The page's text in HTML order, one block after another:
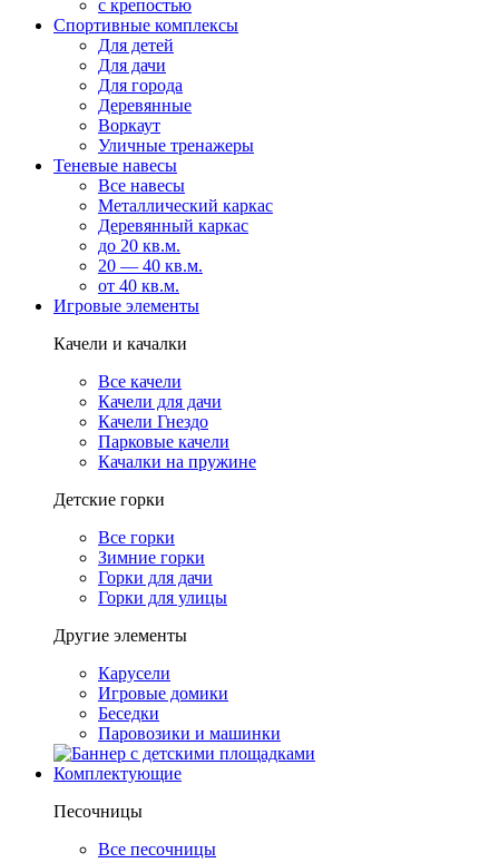
с крепостью
Спортивные комплексы
Для детей
Для дачи
Для города
Деревянные
Воркаут
Уличные тренажеры
Теневые навесы
Все навесы
Металлический каркас
Деревянный каркас
до 20 кв.м.
20 — 40 кв.м.
от 40 кв.м.
Игровые элементы
Качели и качалки
Все качели
Качели для дачи
Качели Гнездо
Парковые качели
Качалки на пружине
Детские горки
Все горки
Зимние горки
Горки для дачи
Горки для улицы
Другие элементы
Карусели
Игровые домики
Беседки
Паровозики и машинки
Комплектующие
Песочницы
Все песочницы